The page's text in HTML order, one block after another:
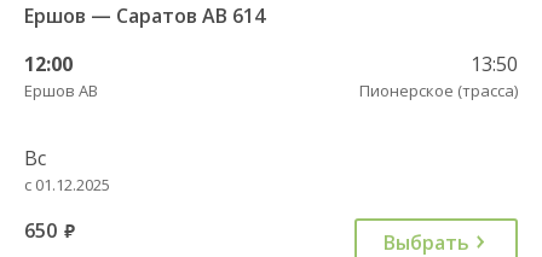
Ершов — Саратов АВ 614
12:00
Ершов АВ
13:50
Пионерское (трасса)
Вс
с 01.12.2025
650 руб. Выбрать